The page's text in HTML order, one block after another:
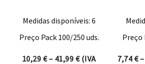
Medidas disponíveis: 6
Preço Pack 100/250 uds.
10,29 € – 41,99 €Price range:
(IVA
Preço
7,74€ –